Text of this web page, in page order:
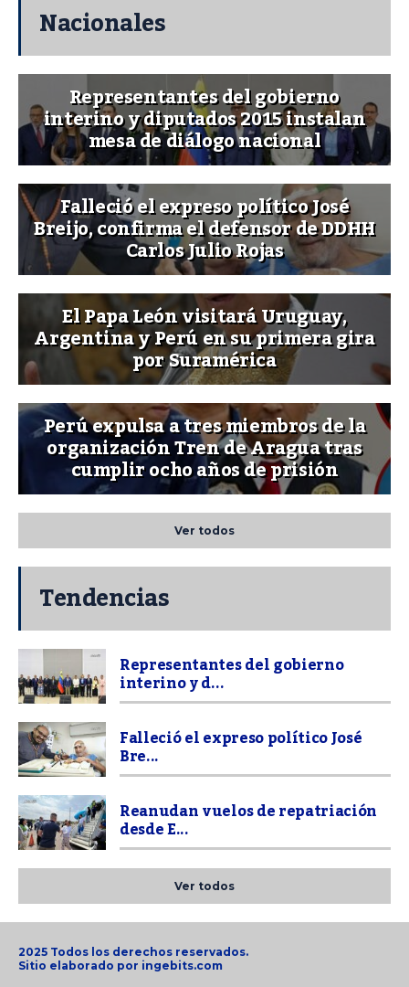
Nacionales
Representantes del gobierno
interino y diputados 2015 instalan
mesa de diálogo nacional
Falleció el expreso político José
Breijo, confirma el defensor de DDHH
Carlos Julio Rojas
El Papa León visitará Uruguay,
Argentina y Perú en su primera gira
por Suramérica
Perú expulsa a tres miembros de la
organización Tren de Aragua tras
cumplir ocho años de prisión
Ver todos
Tendencias
Representantes del gobierno
interino y d...
Falleció el expreso político José
Bre...
Reanudan vuelos de repatriación
desde E...
Ver todos
2025 Todos los derechos reservados.
Sitio elaborado por ingebits.com